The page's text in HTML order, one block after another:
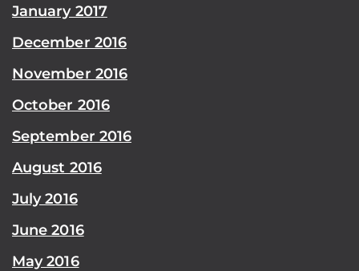
January 2017
December 2016
November 2016
October 2016
September 2016
August 2016
July 2016
June 2016
May 2016